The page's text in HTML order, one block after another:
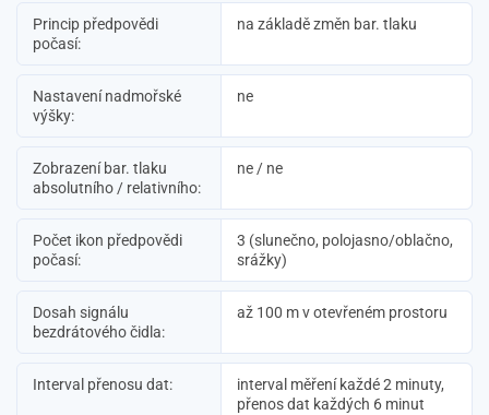
Princip předpovědi
počasí:
na základě změn bar. tlaku
Nastavení nadmořské
výšky:
ne
Zobrazení bar. tlaku
absolutního / relativního:
ne / ne
Počet ikon předpovědi
počasí:
3 (slunečno, polojasno/oblačno,
srážky)
Dosah signálu
bezdrátového čidla:
až 100 m v otevřeném prostoru
Interval přenosu dat:
interval měření každé 2 minuty,
přenos dat každých 6 minut